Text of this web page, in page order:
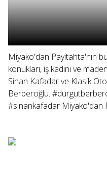
Miyako'dan Payitahta'nın
konukları, iş kadını ve
Sinan Kafadar ve Klasik
Berberoğlu.
#sinankafadar Miyako'dan